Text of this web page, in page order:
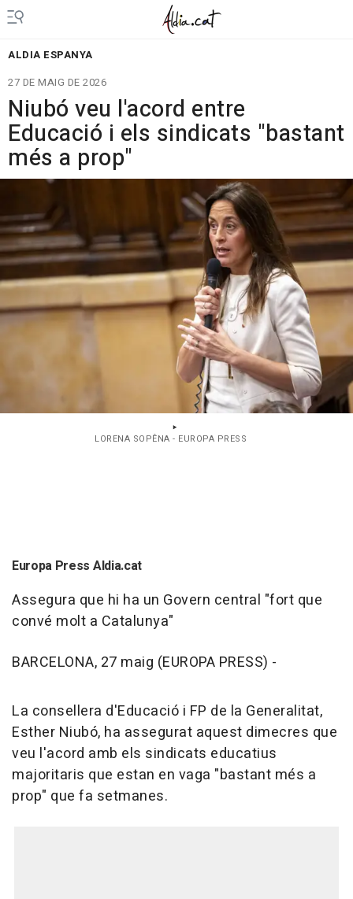
ALDIA ESPANYA
27 DE MAIG DE 2026
Niubó veu l'acord entre
Educació i els sindicats "bastant
més a prop"
LORENA SOPÊNA - EUROPA PRESS
Europa Press Aldia.cat
Assegura que hi ha un Govern central "fort que
convé molt a Catalunya"
BARCELONA, 27 maig (EUROPA PRESS) -
La consellera d'Educació i FP de la Generalitat,
Esther Niubó, ha assegurat aquest dimecres que
veu l'acord amb els sindicats educatius
majoritaris que estan en vaga "bastant més a
prop" que fa setmanes.